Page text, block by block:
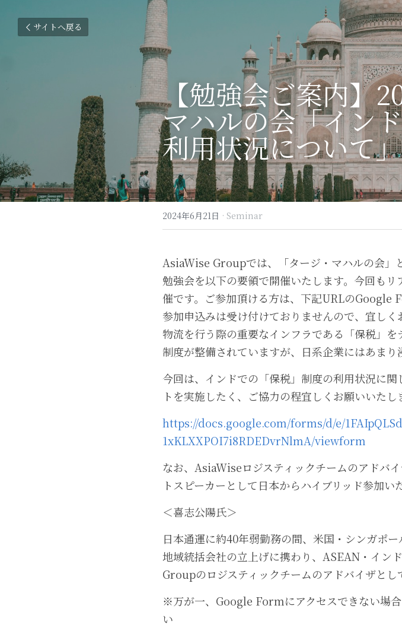
サイトへ戻る
【勉強会ご案内】
マハルの会「イン
利用状況について」
2024年6月21日 · Seminar
AsiaWise Groupでは、「タージ・マハルの会」
勉強会を以下の要領で開催いたします。今回も
催です。ご参加頂ける方は、下記URLのGoogle
参加申込みは受け付けておりませんので、宜しく
物流を行う際の重要なインフラである「保税」を
制度が整備されていますが、日系企業にはあまり
今回は、インドでの「保税」制度の利用状況に
トを実施したく、ご協力の程宜しくお願いいたし
https://docs.google.com/forms/d/e/
1xKLXXPOI7i8RDEDvrNlmA/viewform
なお、AsiaWiseロジスティックチームのアドバ
トスピーカーとして日本からハイブリッド参加い
＜喜志公陽氏＞
日本通運に約40年弱勤務の間、米国・シンガポ
地域統括会社の立上げに携わり、ASEAN・イン
Groupのロジスティックチームのアドバイザとし
※万が一、Google Formにアクセスできない場
い